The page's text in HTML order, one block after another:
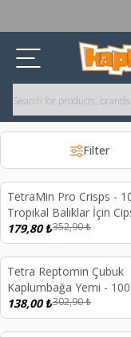
Filter
%49
TetraMin Pro Crisps -
Tropikal Balıklar İçin
179,80₺352,90₺
%54
Tetra Reptomin Çubuk
Kaplumbağa Yemi -
138,00₺302,90₺